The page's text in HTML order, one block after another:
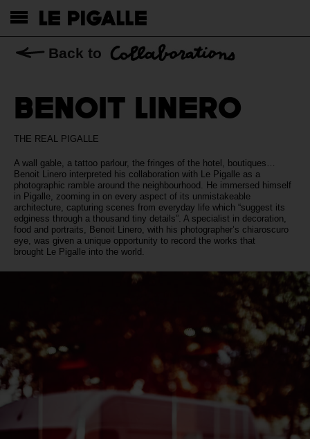
Back to
BENOIT LINERO
THE REAL PIGALLE
A wall gable, a tattoo parlour, the fringes of the hotel, boutiques…
Benoit Linero interpreted his collaboration with Le Pigalle as a
photographic ramble around the neighbourhood. He immersed himself
in Pigalle, zooming in on every aspect of its unmistakeable
architecture, capturing scenes from everyday life which “suggest its
edginess through a thousand tiny details”. A specialist in decoration,
food and portraits, Benoit Linero, with his photographer’s chiaroscuro
eye, was given a unique opportunity to record the works that
brought Le Pigalle into the world.